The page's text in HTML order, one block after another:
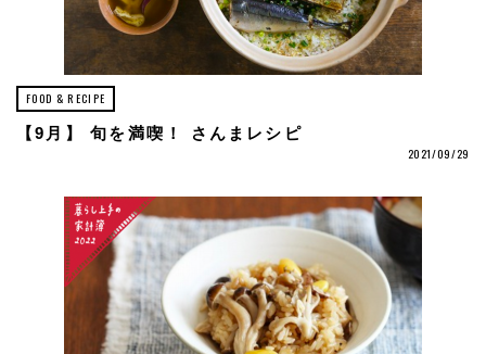
FOOD & RECIPE
【9月】 旬を満喫！ さんまレシピ
2021/09/29